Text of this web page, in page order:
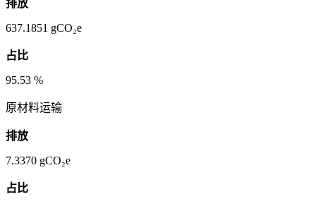
排放
637.1851 gCO₂e
占比
95.53 %
原材料运输
排放
7.3370 gCO₂e
占比